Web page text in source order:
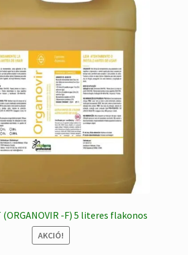
(ORGANOVIR -F) 5 literes flakonos
AKCIÓ!